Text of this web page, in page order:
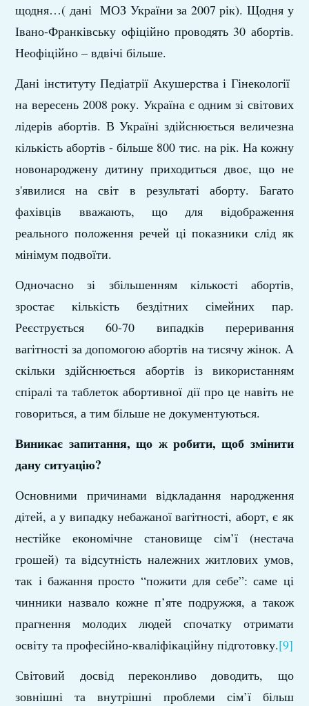
щодня…( дані МОЗ України за 2007 рік). Щодня у
Івано-Франківську офіційно проводять 30 абортів.
Неофіційно – вдвічі більше.
Дані інституту Педіатрії Акушерства і Гінекології
на вересень 2008 року. Україна є одним зі світових
лідерів абортів. В Україні здійснюється величезна
кількість абортів - більше 800 тис. на рік. На кожну
новонароджену дитину приходиться двоє, що не
з'явилися на світ в результаті аборту. Багато
фахівців вважають, що для відображення
реального положення речей ці показники слід як
мінімум подвоїти.
Одночасно зі збільшенням кількості абортів,
зростає кількість бездітних сімейних пар.
Реєструється 60-70 випадків переривання
вагітності за допомогою абортів на тисячу жінок. А
скільки здійснюється абортів із використанням
спіралі та таблеток абортивної дії про це навіть не
говориться, а тим більше не документуються.
Виникає запитання, що ж робити, щоб змінити
дану ситуацію?
Основними причинами відкладання народження
дітей, а у випадку небажаної вагітності, аборт, є як
нестійке економічне становище сім’ї (нестача
грошей) та відсутність належних житлових умов,
так і бажання просто “пожити для себе”: саме ці
чинники назвало кожне п’яте подружжя, а також
прагнення молодих людей спочатку отримати
освіту та професійно-кваліфікаційну підготовку.[9]
Світовий досвід переконливо доводить, що
зовнішні та внутрішні проблеми сім’ї більш